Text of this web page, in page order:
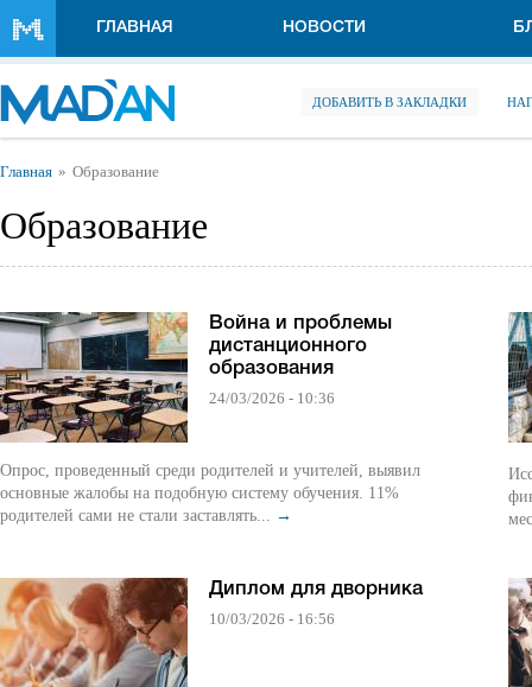
ГЛАВНАЯ НОВОСТИ
ДОБАВИТЬ В ЗАКЛАДКИ
Вы здесь
Главная Образование
Образование
Война и проблемы
дистанционного
образования
24/03/2026 - 10:36
Опрос, проведенный среди родителей и учителей, выявил
основные жалобы на подобную систему обучения. 11%
родителей сами не стали заставлять... →
Диплом для дворника
10/03/2026 - 16:56